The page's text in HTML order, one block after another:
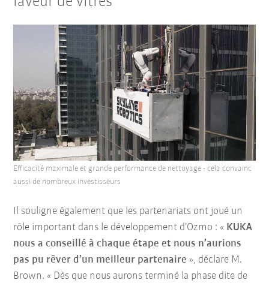
Il souligne également que les partenariats ont joué un
rôle important dans le développement d’Ozmo : « KUKA
nous a conseillé à chaque étape et nous n’aurions
pas pu rêver d’un meilleur partenaire », déclare M.
Brown. « Dès que nous aurons terminé la phase dite de
Efficacité maximale et grande performance de nettoyage - cela convainc
aussi de nombreux investisseurs